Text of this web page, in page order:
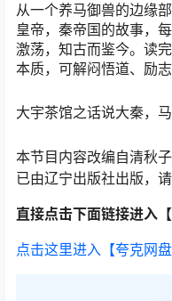
从一个养马御兽的边缘
皇帝，秦帝国的故事，
激荡，知古而鉴今。读
本质，可解闷悟道、励志
大宇茶馆之话说大秦，马
本节目内容改编自清秋
已由辽宁出版社出版，请
直接点击下面链接进入
点击这里进入【夸克网